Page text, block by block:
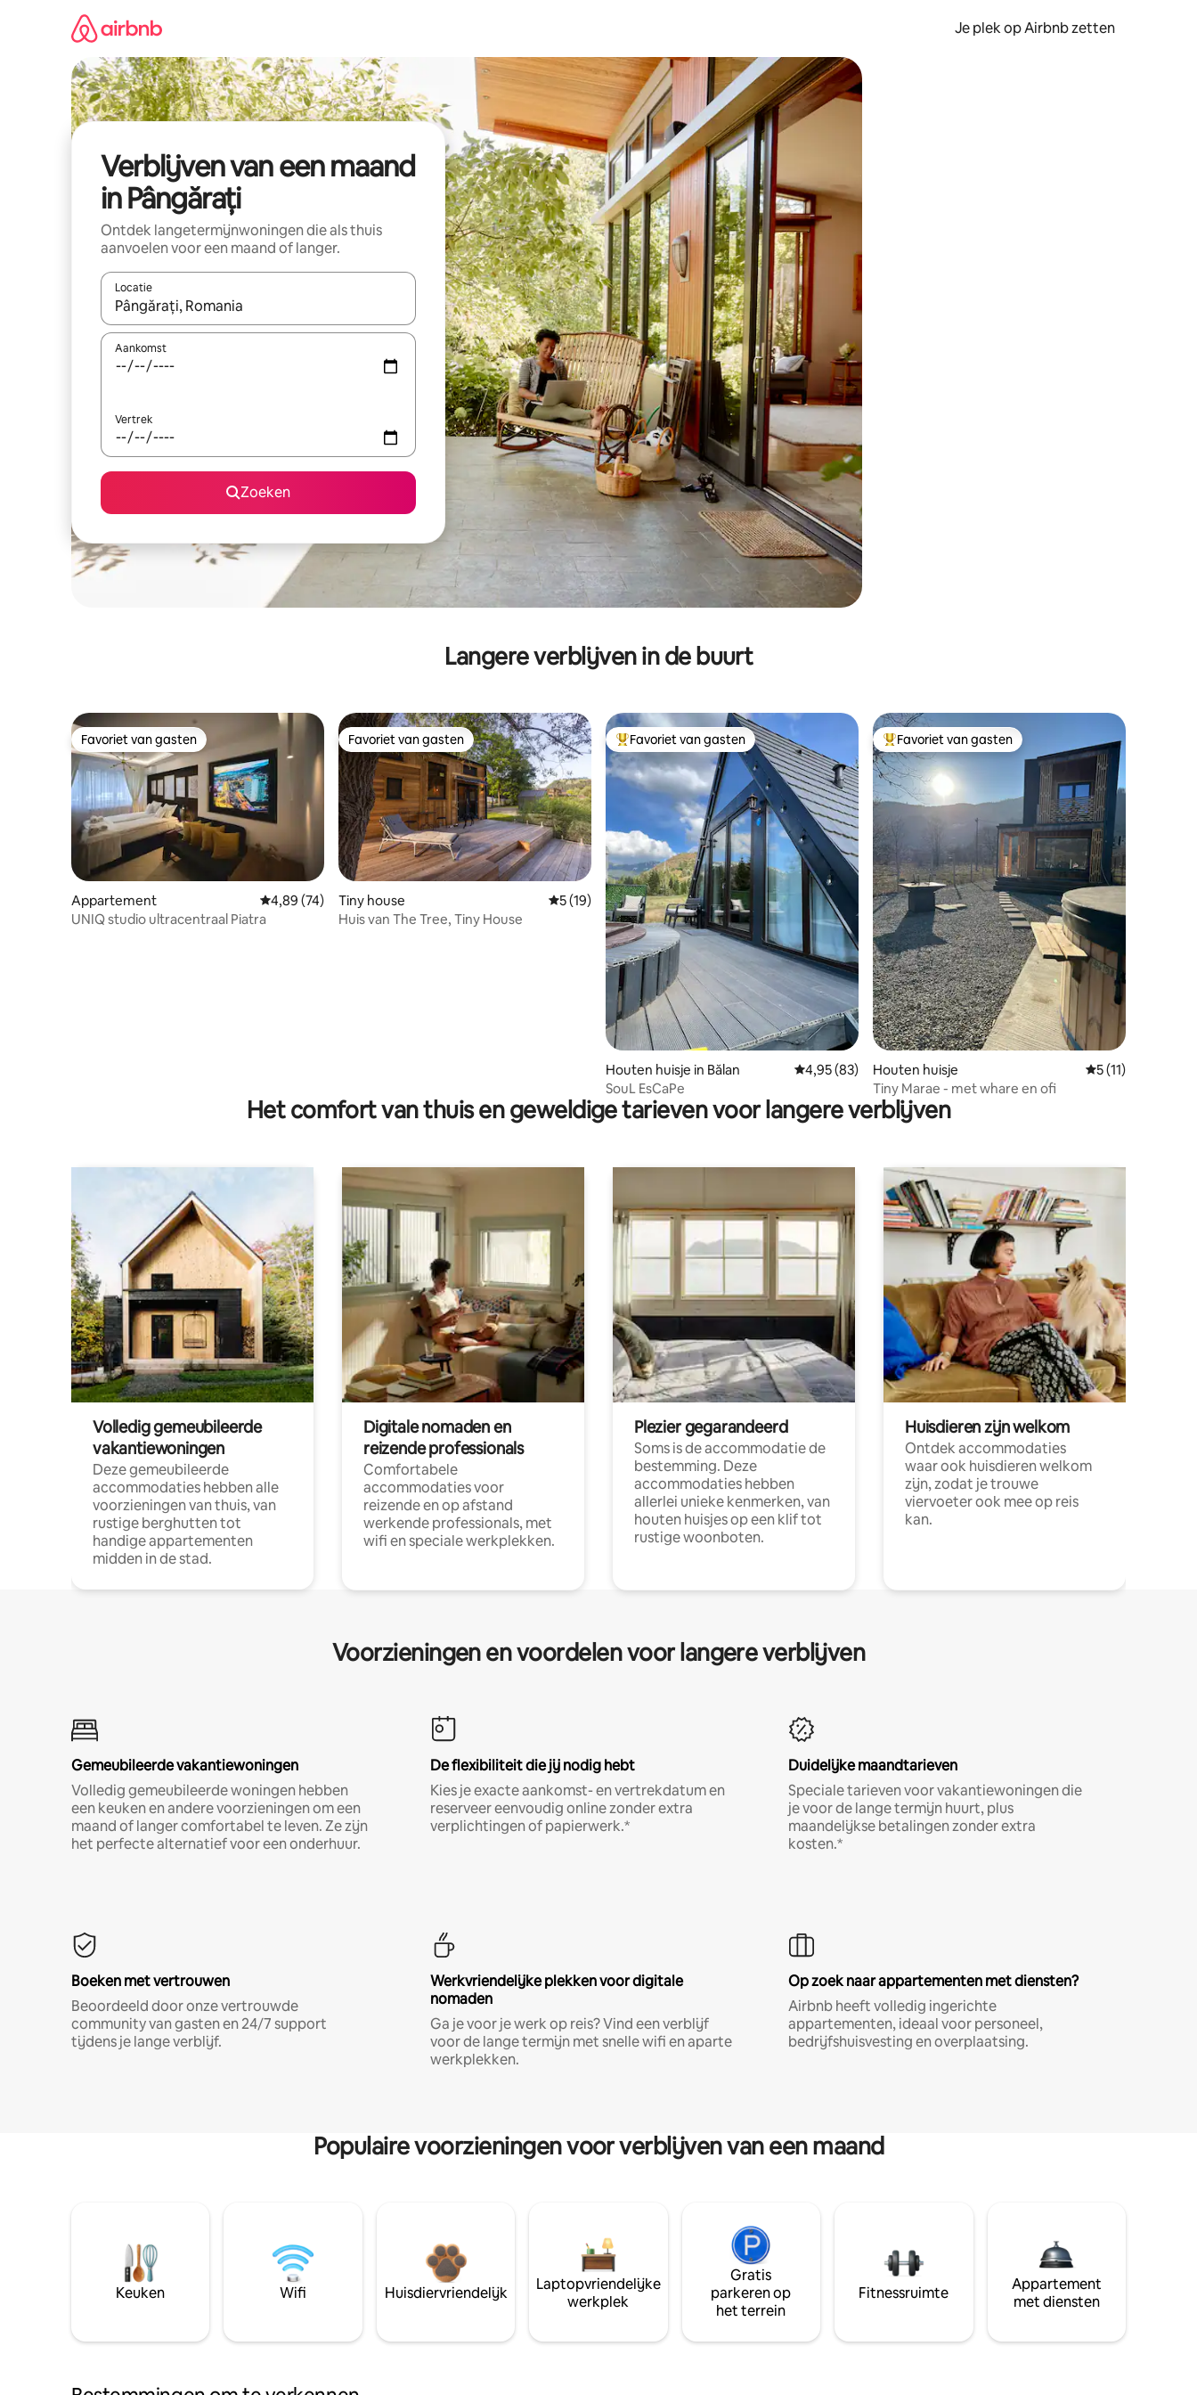
Je plek op Airbnb zetten
Verblijven van een maand
in Pângărați
Ontdek langetermijnwoningen die als thuis
aanvoelen voor een maand of langer.
Locatie
Wanneer er resultaten beschikbaar zijn, maak je een keuze met je de pijltjestoetsen omhoog en omlaag, óf door te tikken of swipen.
Aankomst
Vertrek
Zoeken
Langere verblijven in de buurt
Favoriet van gasten
Favoriet van gasten
Appartement Gemiddelde beoordeling van 4,89 op 5, 74 recensies
4,89 (74)
UNIQ studio ultracentraal Piatra
Favoriet van gasten
Favoriet van gasten
Tiny house Gemiddelde beoordeling van 5 op 5, 19 recensies
5 (19)
Huis van The Tree, Tiny House
Topfavoriet van gasten
Favoriet van gasten
Houten huisje in Bălan Gemiddelde beoordeling van 4,95 op 5, 83 recensies
4,95 (83)
SouL EsCaPe
Topfavoriet van gasten
Favoriet van gasten
Houten huisje Gemiddelde
5 (11)
Tiny Marae - met whare en ofi
Het comfort van thuis en geweldige tarieven voor langere verblijven
Volledig gemeubileerde
vakantiewoningen
Deze gemeubileerde
accommodaties hebben alle
voorzieningen van thuis, van
rustige berghutten tot
handige appartementen
midden in de stad.
Digitale nomaden en
reizende professionals
Comfortabele
accommodaties voor
reizende en op afstand
werkende professionals, met
wifi en speciale werkplekken.
Plezier gegarandeerd
Soms is de accommodatie de
bestemming. Deze
accommodaties hebben
allerlei unieke kenmerken, van
houten huisjes op een klif tot
rustige woonboten.
Huisdieren zijn welkom
Ontdek accommodaties
waar ook huisdieren welkom
zijn, zodat je trouwe
viervoeter ook mee op reis
kan.
Voorzieningen en voordelen voor langere verblijven
Gemeubileerde vakantiewoningen
Volledig gemeubileerde woningen hebben
een keuken en andere voorzieningen om een
maand of langer comfortabel te leven. Ze zijn
het perfecte alternatief voor een onderhuur.
De flexibiliteit die jij nodig hebt
Kies je exacte aankomst- en vertrekdatum en
reserveer eenvoudig online zonder extra
verplichtingen of papierwerk.*
Duidelijke maandtarieven
Speciale tarieven voor vakantiewoningen die
je voor de lange termijn huurt, plus
maandelijkse betalingen zonder extra
kosten.*
Boeken met vertrouwen
Beoordeeld door onze vertrouwde
community van gasten en 24/7 support
tijdens je lange verblijf.
Werkvriendelijke plekken voor digitale
nomaden
Ga je voor je werk op reis? Vind een verblijf
voor de lange termijn met snelle wifi en aparte
werkplekken.
Op zoek naar appartementen met diensten?
Airbnb heeft volledig ingerichte
appartementen, ideaal voor personeel,
bedrijfshuisvesting en overplaatsing.
Populaire voorzieningen voor verblijven van een maand
Keuken Wifi Huisdiervriendelijk
Laptopvriendelijke
werkplek
Gratis
parkeren op
het terrein
Fitnessruimte
Appartement
met diensten